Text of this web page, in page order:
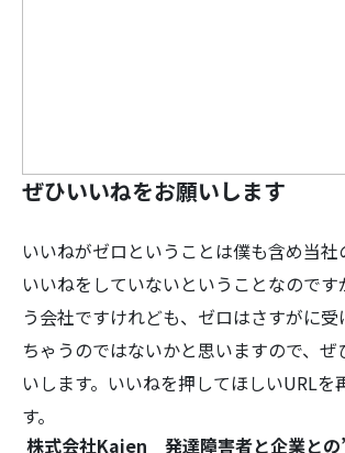
ぜひいいねをお願いします
いいねがゼロということは僕も含め当社
いいねをしていないということなので
う会社ですけれども、ゼロはさすがに受
ちゃうのではないかと思いますので、
いします。いいねを押してほしいURLを
す。
株式会社Kaien 発達障害者と企業との